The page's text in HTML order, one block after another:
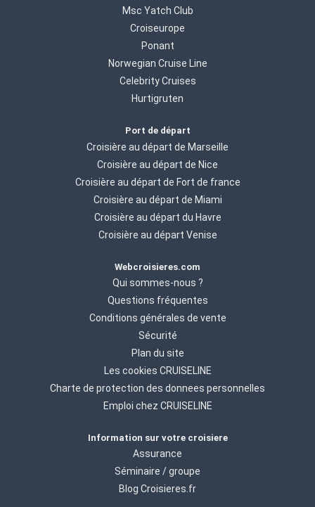
Msc Yatch Club
Croiseurope
Ponant
Norwegian Cruise Line
Celebrity Cruises
Hurtigruten
Port de départ
Croisière au départ de Marseille
Croisière au départ de Nice
Croisière au départ de Fort de france
Croisière au départ de Miami
Croisière au départ du Havre
Croisière au départ Venise
Webcroisieres.com
Qui sommes-nous ?
Questions fréquentes
Conditions générales de vente
Sécurité
Plan du site
Les cookies CRUISELINE
Charte de protection des donnees personnelles
Emploi chez CRUISELINE
Information sur votre croisiere
Assurance
Séminaire / groupe
Blog Croisieres.fr